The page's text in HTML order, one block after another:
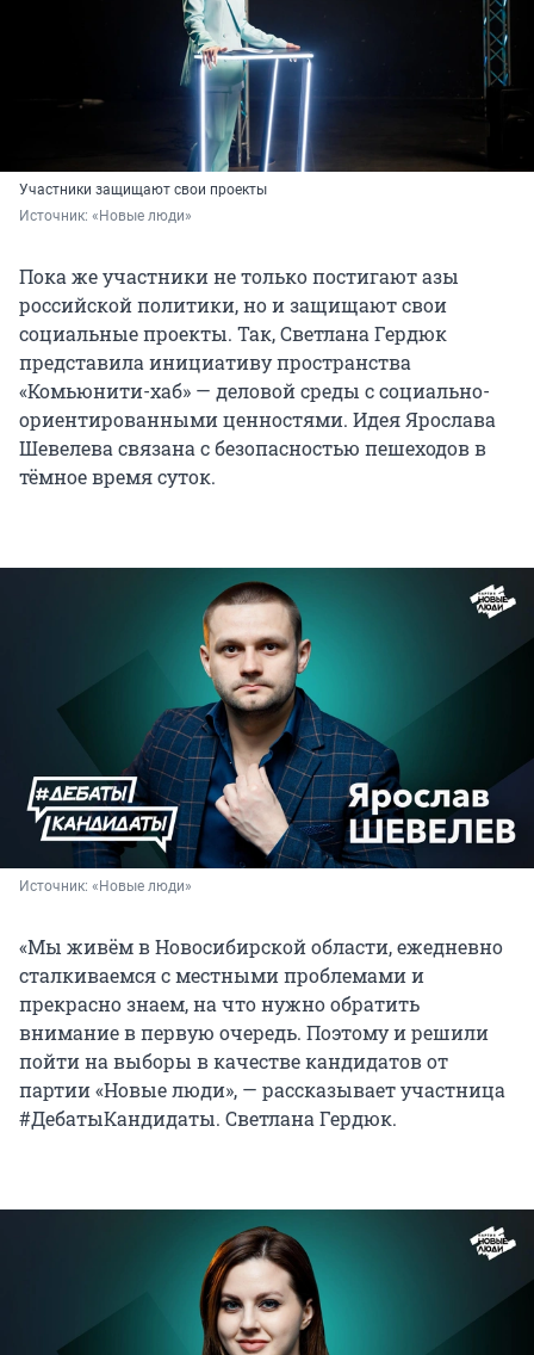
Участники защищают свои проекты
Источник: «Новые люди»
Пока же участники не только постигают азы
российской политики, но и защищают свои
социальные проекты. Так, Светлана Гердюк
представила инициативу пространства
«Комьюнити-хаб» — деловой среды с социально-
ориентированными ценностями. Идея Ярослава
Шевелева связана с безопасностью пешеходов в
тёмное время суток.
Источник: «Новые люди»
«Мы живём в Новосибирской области, ежедневно
сталкиваемся с местными проблемами и
прекрасно знаем, на что нужно обратить
внимание в первую очередь. Поэтому и решили
пойти на выборы в качестве кандидатов от
партии «Новые люди», — рассказывает участница
#ДебатыКандидаты. Светлана Гердюк.